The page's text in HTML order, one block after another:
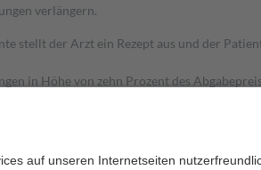
verlängern.
stellt der Arzt ein Rezept aus und der
in Höhe von zehn Prozent des
Online-Apotheken.
ihre eigene Gesundheit zu stärken und die